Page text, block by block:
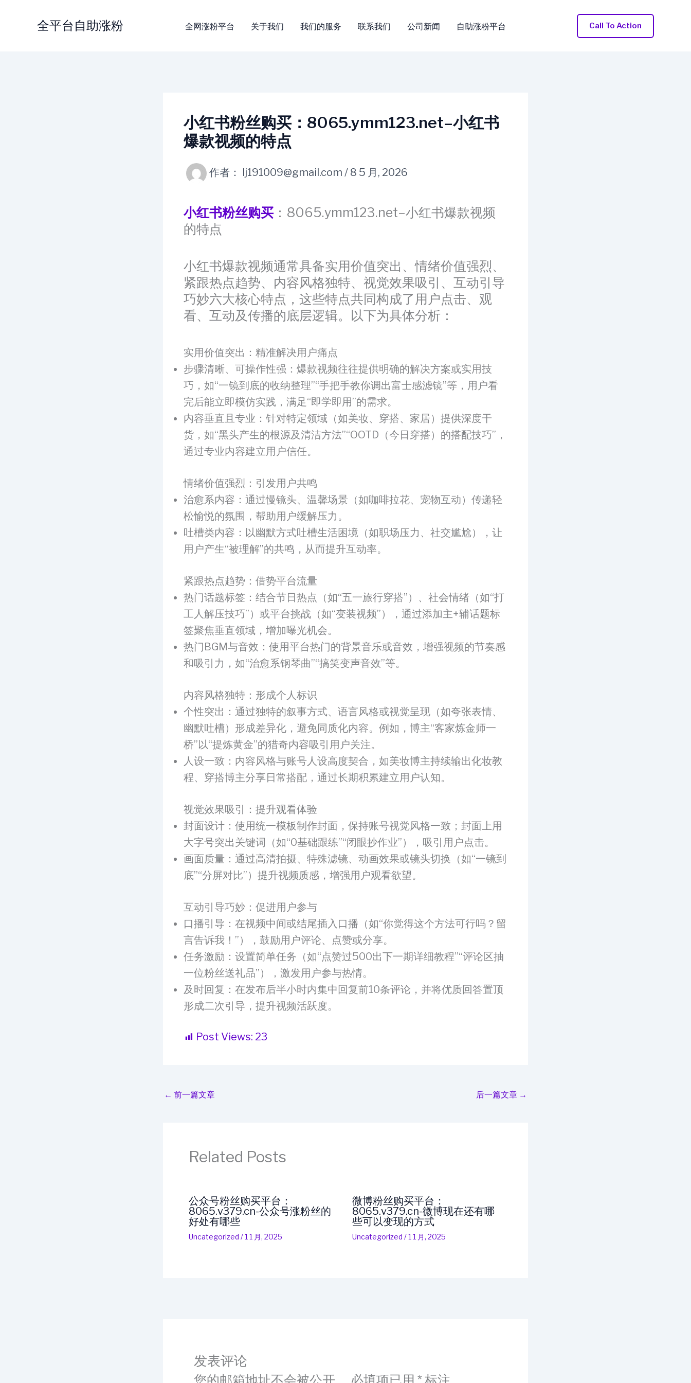
全平台自助涨粉 全网涨粉平台 关于我们 我们的服务 联系我们 公司新闻 自助涨粉平台 Call To Action
小红书粉丝购买：8065.ymm123.net–小红书
爆款视频的特点
作者： lj191009@gmail.com / 8 5 月, 2026
小红书粉丝购买 ：8065.ymm123.net–小红书爆款视频
的特点
小红书爆款视频通常具备实用价值突出、情绪价值强烈、
紧跟热点趋势、内容风格独特、视觉效果吸引、互动引导
巧妙六大核心特点，这些特点共同构成了用户点击、观
看、互动及传播的底层逻辑。以下为具体分析：
实用价值突出：精准解决用户痛点
步骤清晰、可操作性强：爆款视频往往提供明确的解决方案或实用技
巧，如“一镜到底的收纳整理”“手把手教你调出富士感滤镜”等，用户看
完后能立即模仿实践，满足“即学即用”的需求。
内容垂直且专业：针对特定领域（如美妆、穿搭、家居）提供深度干
货，如“黑头产生的根源及清洁方法”“OOTD（今日穿搭）的搭配技巧”，
通过专业内容建立用户信任。
情绪价值强烈：引发用户共鸣
治愈系内容：通过慢镜头、温馨场景（如咖啡拉花、宠物互动）传递轻
松愉悦的氛围，帮助用户缓解压力。
吐槽类内容：以幽默方式吐槽生活困境（如职场压力、社交尴尬），让
用户产生“被理解”的共鸣，从而提升互动率。
紧跟热点趋势：借势平台流量
热门话题标签：结合节日热点（如“五一旅行穿搭”）、社会情绪（如“打
工人解压技巧”）或平台挑战（如“变装视频”），通过添加主+辅话题标
签聚焦垂直领域，增加曝光机会。
热门BGM与音效：使用平台热门的背景音乐或音效，增强视频的节奏感
和吸引力，如“治愈系钢琴曲”“搞笑变声音效”等。
内容风格独特：形成个人标识
个性突出：通过独特的叙事方式、语言风格或视觉呈现（如夸张表情、
幽默吐槽）形成差异化，避免同质化内容。例如，博主“客家炼金师一
桥”以“提炼黄金”的猎奇内容吸引用户关注。
人设一致：内容风格与账号人设高度契合，如美妆博主持续输出化妆教
程、穿搭博主分享日常搭配，通过长期积累建立用户认知。
视觉效果吸引：提升观看体验
封面设计：使用统一模板制作封面，保持账号视觉风格一致；封面上用
大字号突出关键词（如“0基础跟练”“闭眼抄作业”），吸引用户点击。
画面质量：通过高清拍摄、特殊滤镜、动画效果或镜头切换（如“一镜到
底”“分屏对比”）提升视频质感，增强用户观看欲望。
互动引导巧妙：促进用户参与
口播引导：在视频中间或结尾插入口播（如“你觉得这个方法可行吗？留
言告诉我！”），鼓励用户评论、点赞或分享。
任务激励：设置简单任务（如“点赞过500出下一期详细教程”“评论区抽
一位粉丝送礼品”），激发用户参与热情。
及时回复：在发布后半小时内集中回复前10条评论，并将优质回答置顶
形成二次引导，提升视频活跃度。
Post Views: 23
← 前一篇文章 后一篇文章 →
Related Posts
公众号粉丝购买平台：
8065.v379.cn-公众号涨粉丝的
好处有哪些
Uncategorized /1 1 月, 2025
微博粉丝购买平台：
8065.v379.cn-微博现在还有哪
些可以变现的方式
Uncategorized /1 1 月, 2025
发表评论
您的邮箱地址不会被公开。 必填项已用 *标注